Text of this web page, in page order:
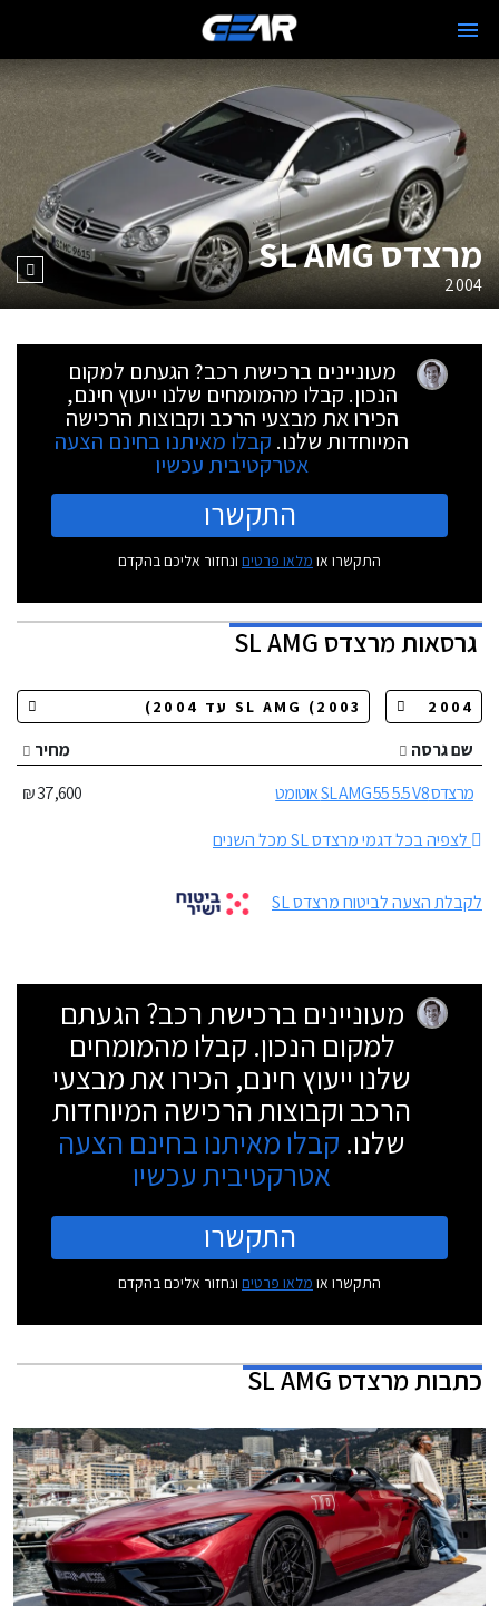
מרצדס SL AMG
2004
מעוניינים ברכישת רכב? הגעתם למקום
הנכון. קבלו מהמומחים שלנו ייעוץ חינם,
הכירו את מבצעי הרכב וקבוצות הרכישה
המיוחדות שלנו. קבלו מאיתנו בחינם הצעה
אטרקטיבית עכשיו
התקשרו
התקשרו או מלאו פרטים ונחזור אליכם בהקדם
גרסאותמרצדס SL AMG
שם גרסה
מחיר
מרצדס SL AMG 55 5.5 V8 אוטומט
37,600 ₪
לצפיה בכל דגמי מרצדס SL מכל השנים
לקבלת הצעה לביטוח מרצדס SL
מעוניינים ברכישת רכב? הגעתם
למקום הנכון. קבלו מהמומחים
שלנו ייעוץ חינם, הכירו את מבצעי
הרכב וקבוצות הרכישה המיוחדות
שלנו. קבלו מאיתנו בחינם הצעה
אטרקטיבית עכשיו
התקשרו
התקשרו או מלאו פרטים ונחזור אליכם בהקדם
כתבותמרצדס SL AMG